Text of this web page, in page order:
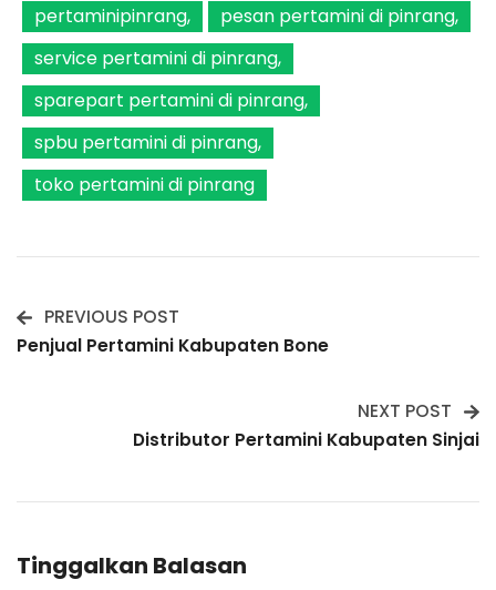
pertaminipinrang
pesan pertamini di pinrang
service pertamini di pinrang
sparepart pertamini di pinrang
spbu pertamini di pinrang
toko pertamini di pinrang
Post
PREVIOUS POST
Penjual Pertamini Kabupaten Bone
NEXT POST
Distributor Pertamini Kabupaten Sinjai
Tinggalkan Balasan